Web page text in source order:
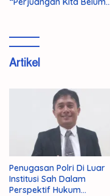
Artikel
Penugasan Polri Di Luar
Institusi Sah Dalam
Perspektif Hukum